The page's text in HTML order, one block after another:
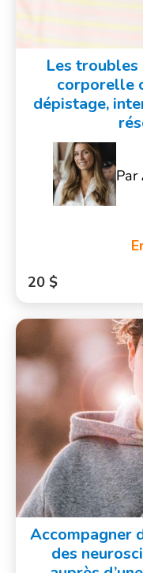
Les troubles
corporelle
dépistage,
Par
20 $
Accompagner
des